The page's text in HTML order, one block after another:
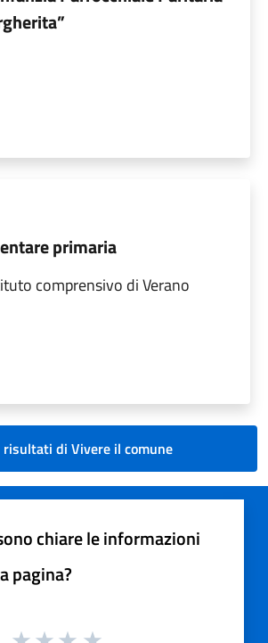
primaria
comprensivo di Verano
di Vivere il comune
chiare le informazioni
pagina?